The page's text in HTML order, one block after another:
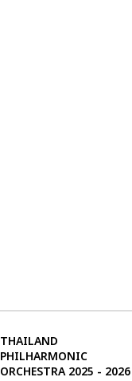
THAILAND
PHILHARMONIC
ORCHESTRA 2025 - 2026